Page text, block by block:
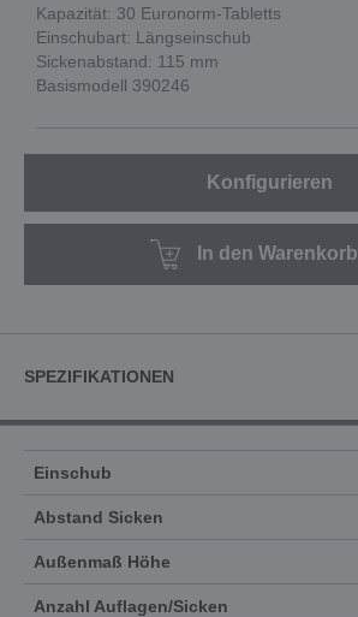
Kapazität: 30 Euronorm-Tabletts
Einschubart: Längseinschub
Sickenabstand: 115 mm
Basismodell 390246
Konfigurieren
In den Warenkorb
SPEZIFIKATIONEN
Einschub
Abstand Sicken
Außenmaß Höhe
Anzahl Auflagen/Sicken